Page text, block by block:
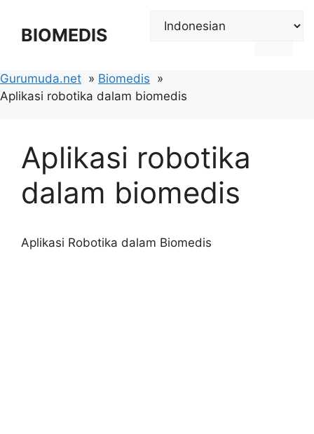
BIOMEDIS
Gurumuda.net
Biomedis
Aplikasi robotika dalam biomedis
Aplikasi robotika
dalam biomedis
Aplikasi Robotika dalam Biomedis